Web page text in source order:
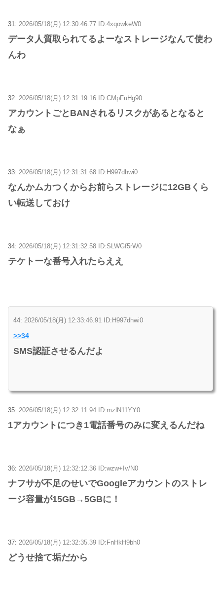
31: 2026/05/18(月) 12:30:46.77 ID:4xqowkeW0
データ人質取られてるよーなストレージなんて使わ
んわ
32: 2026/05/18(月) 12:31:19.16 ID:CMpFuHg90
アカウントごとBANされるリスクがあるとなると
なぁ
33: 2026/05/18(月) 12:31:31.68 ID:H997dhwi0
なんかムカつくからお前らストレージに12GBくら
い転送しておけ
34: 2026/05/18(月) 12:31:32.58 ID:SLWGf5rW0
テケトーな番号入れたらええ
44: 2026/05/18(月) 12:33:46.91 ID:H997dhwi0
>>34
SMS認証させるんだよ
35: 2026/05/18(月) 12:32:11.94 ID:mzlN11YY0
1アカウントにつき1電話番号のみに変えるんだね
36: 2026/05/18(月) 12:32:12.36 ID:wzw+Iv/N0
ナフサが不足のせいでGoogleアカウントのストレ
ージ容量が15GB→5GBに！
37: 2026/05/18(月) 12:32:35.39 ID:FnHkH9bh0
どうせ捨て垢だから